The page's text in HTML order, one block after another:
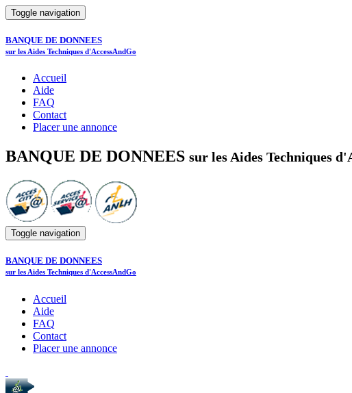
Toggle navigation
BANQUE DE DONNEES
sur les Aides Techniques d'AccessAndGo
Accueil
Aide
FAQ
Contact
Placer une annonce
BANQUE DE DONNEES sur les Aides Techniques
Toggle navigation
BANQUE DE DONNEES
sur les Aides Techniques d'AccessAndGo
Accueil
Aide
FAQ
Contact
Placer une annonce